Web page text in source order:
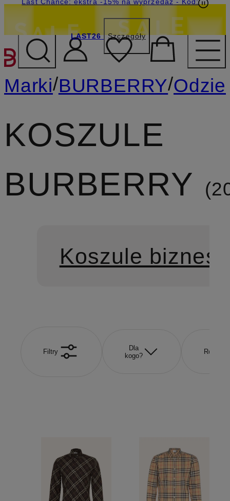
PRZEJDŹ DO GŁÓWNEJ
LAST26 Szczegóły
Marki/BURBERRY/
KOSZULE
BURBERRY
Koszule
Filtry
Dla
kogo?
Rozmiar